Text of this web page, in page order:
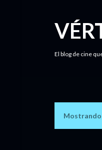
El blog de cine
Mostrando